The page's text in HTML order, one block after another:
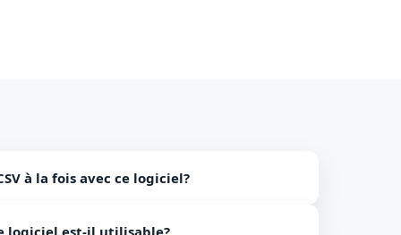
à la fois avec ce logiciel?
logiciel est-il utilisable?